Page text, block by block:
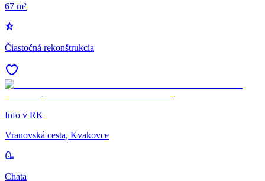
67 m²
Čiastočná rekonštrukcia
Info v RK
Vranovská cesta, Kvakovce
Chata